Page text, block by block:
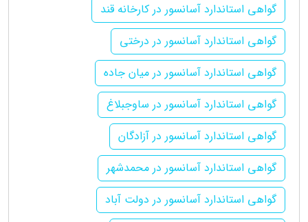
گواهی استاندارد آسانسور در کارخانه قند
گواهی استاندارد آسانسور در درختی
گواهی استاندارد آسانسور در میان جاده
گواهی استاندارد آسانسور در ساوجبلاغ
گواهی استاندارد آسانسور در آزادگان
گواهی استاندارد آسانسور در محمدشهر
گواهی استاندارد آسانسور در دولت آباد